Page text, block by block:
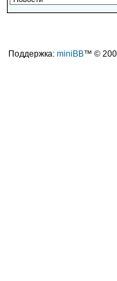
Поддержка: miniBB™ ©